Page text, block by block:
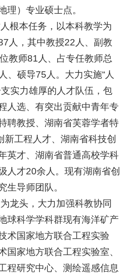
理）专业硕士点。
根本任务，以本科教学为
人，其中教授22人、副教
教师81人、占专任教师总
、硕导75人。大力实施“人
实力雄厚的人才队伍，包
人选、有突出贡献中青年专
聘教授、湖南省芙蓉学者特
工程人才、湖南省科技创
英才、湖南省普通高校学科
人才20余人。现有湖南省创
生导师团队。
龙头，大力加强科教协同
球科学学科群现有海洋矿产
术国家地方联合工程实验
国家地方联合工程实验室、
程研究中心、测绘遥感信息